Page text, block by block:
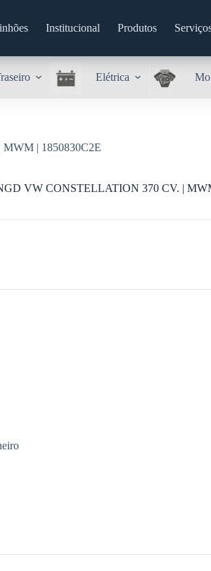
Institucional Produtos
Elétrica
| 1850830C2E
VW CONSTELLATION 370 CV. |